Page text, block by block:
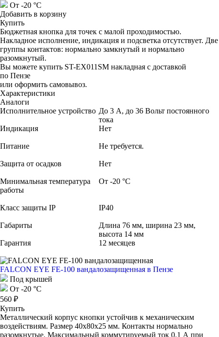
От -20 °С
Добавить в корзину
Купить
Бюджетная кнопка для точек с малой проходимостью.
Накладное исполнение, индикация и подсветка отсутствует. Две
группы контактов: нормально замкнутый и нормально
разомкнутый.
Вы можете купить ST-EX011SM накладная с доставкой
по Пензе
или оформить самовывоз.
Характеристики
Аналоги
Исполнительное устройство До 3 А, до 36 Вольт постоянного
тока
Индикация
Нет
Питание Не требуется.
Защита от осадков Нет
Минимальная температура
работы
От -20 °С
Класс защиты IP IP40
Габариты
Длина 76 мм, ширина 23 мм,
высота 14 мм
Гарантия
12 месяцев
FALCON EYE FE-100 вандалозащищенная в Пензе
Под крышей
От -20 °С
560 ₽
Купить
Металлический корпус кнопки устойчив к механическим
воздействиям. Размер 40х80х25 мм. Контакты нормально
разомкнутые. Максимальный коммутируемый ток 0.1 А при